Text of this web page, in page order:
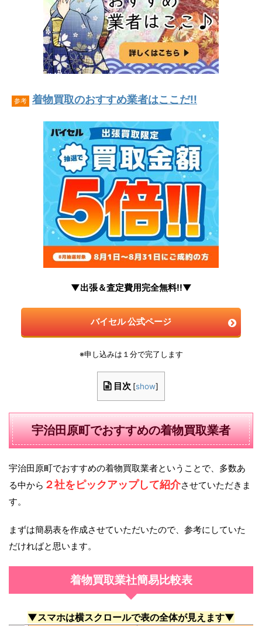
参考 着物買取のおすすめ業者はここだ!!
▼出張＆査定費用完全無料!!▼
バイセル 公式ページ
※申し込みは１分で完了します
目次 [show]
宇治田原町でおすすめの着物買取業者
宇治田原町でおすすめの着物買取業者ということで、多数あ
る中から ２社をピックアップして紹介させていただきま
す。
まずは簡易表を作成させていただいたので、参考にしていた
だければと思います。
着物買取業社簡易比較表
▼スマホは横スクロールで表の全体が見えます▼